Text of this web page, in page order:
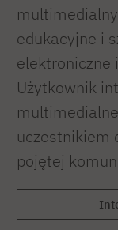
edukacyjne i
elektroniczne
Użytkownik
uczestnikiem
pojętej